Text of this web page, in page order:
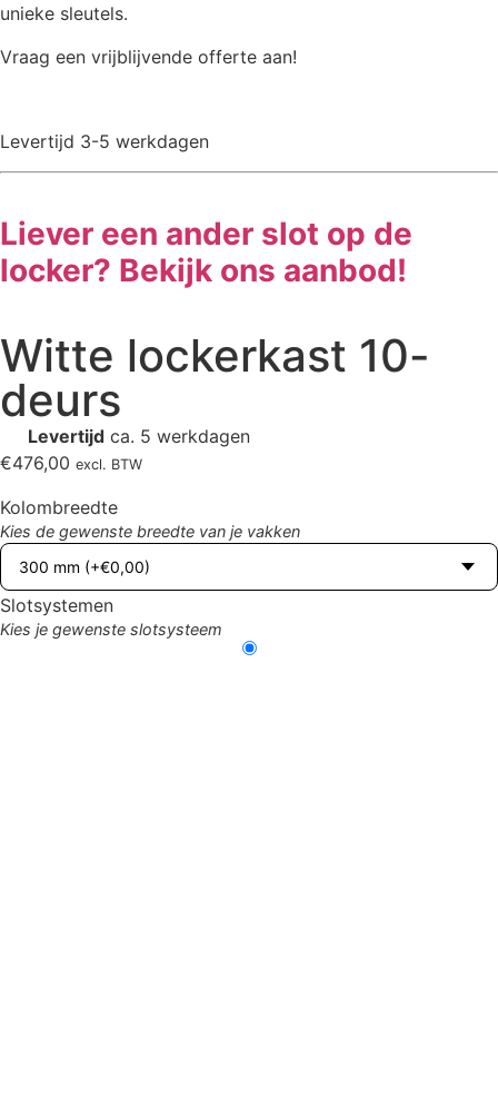
unieke sleutels.
Vraag een vrijblijvende offerte aan!
Levertijd 3-5 werkdagen
Liever een ander slot op de
locker? Bekijk ons aanbod!
Witte lockerkast 10-
deurs
Levertijd ca. 5 werkdagen
€476,00 excl. BTW
Kolombreedte
Kies de gewenste breedte van je vakken
Slotsystemen
Kies je gewenste slotsysteem